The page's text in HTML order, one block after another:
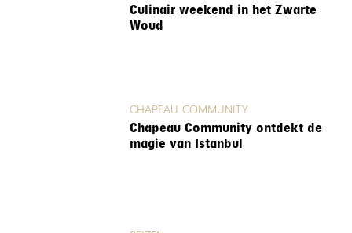
Culinair weekend in het Zwarte
Woud
CHAPEAU COMMUNITY
Chapeau Community ontdekt de
magie van Istanbul